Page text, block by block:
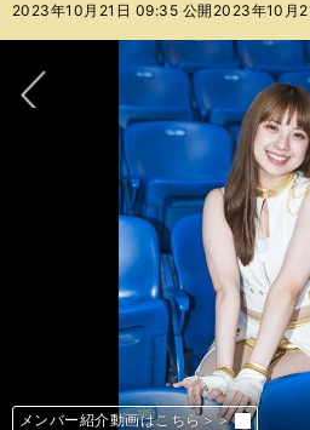
ー
バ
2023年10月21日 09:35 公開 2023年10月
メンバー紹介動画はこちら＞＞
メンバー紹介動画はこちら＞＞
メンバー紹介動画はこちら＞＞
メンバー紹介動画はこちら＞＞
メンバー紹介動画はこちら＞＞
メンバー紹介動画はこちら＞＞
メンバー紹介動画はこちら＞＞
メンバー紹介動画はこちら＞＞
メンバー紹介動画はこちら＞＞
メンバー紹介動画はこちら＞＞
メンバー紹介動画はこちら＞＞
メンバー紹介動画はこちら＞＞
メンバー紹介動画はこちら＞＞
メンバー紹介動画はこちら＞＞
メンバー紹介動画はこちら＞＞
メンバー紹介動画はこちら＞＞
メンバー紹介動画はこちら＞＞
メンバー紹介動画はこちら＞＞
メンバー紹介動画はこちら＞＞
メンバー紹介動画はこちら＞＞
メンバー紹介動画はこちら＞＞
メンバー紹介動画はこちら＞＞
メンバー紹介動画はこちら＞＞
メンバー紹介動画はこちら＞＞
メンバー紹介動画はこちら＞＞
メンバー紹介動画はこちら＞＞
メンバー紹介動画はこちら＞＞
メンバー紹介動画はこちら＞＞
メンバー紹介動画はこちら＞＞
メンバー紹介動画はこちら＞＞
メンバー紹介動画はこちら＞＞
メンバー紹介動画はこちら＞＞
メンバー紹介動画はこちら＞＞
メンバー紹介動画はこちら＞＞
メンバー紹介動画はこちら＞＞
メンバー紹介動画はこちら＞＞
メンバー紹介動画はこちら＞＞
メンバー紹介動画はこちら＞＞
メンバー紹介動画はこちら＞＞
メンバー紹介動画はこちら＞＞
メンバー紹介動画はこちら＞＞
メンバー紹介動画はこちら＞＞
メンバー紹介動画はこちら＞＞
メンバー紹介動画はこちら＞＞
メンバー紹介動画はこちら＞＞
前へ